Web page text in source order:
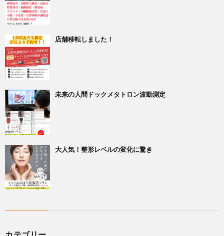
店舗移転しました！
未来の人間ドックメタトロン波動測定
大人気！整形レベルの変化に驚き